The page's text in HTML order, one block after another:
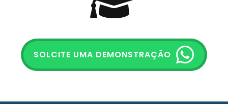
SOLCITE UMA DEMONSTRAÇÃO